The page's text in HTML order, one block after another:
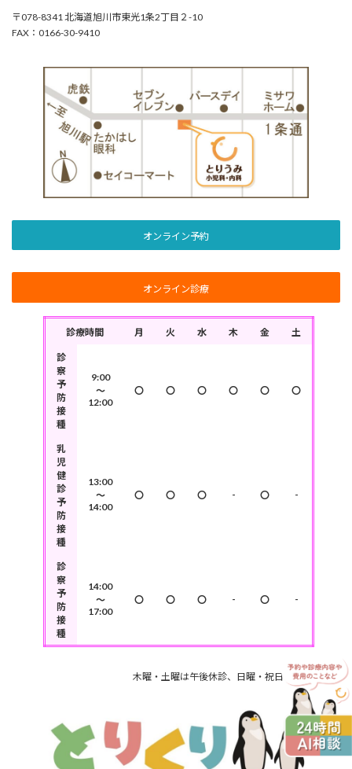
〒078-8341 北海道旭川市東光1条2丁目２-10
FAX：0166-30-9410
オンライン予約
オンライン診療
診療時間 月 火 水 木 金 土
診
察
予
防
接
種
9:00
～
12:00
〇 〇 〇 〇 〇 〇
乳
児
健
診
予
防
接
種
13:00
～
14:00
〇 〇 〇 - 〇 -
診
察
予
防
接
種
14:00
～
17:00
〇 〇 〇 - 〇 -
木曜・土曜は午後休診、日曜・祝日は定休日です